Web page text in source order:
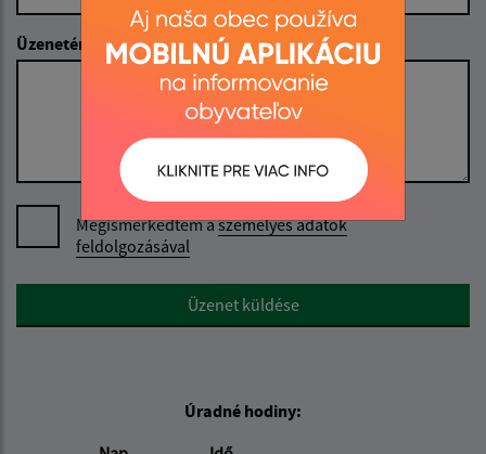
Üzenetének szövege (povinné)
Megismerkedtem aszemélyes adatok
feldolgozásával
Google reCaptcha ResponseÜzenet küldése
Úradné hodiny: